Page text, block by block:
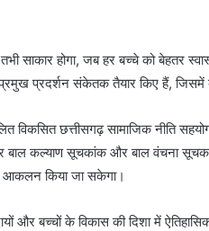
साकार होगा, जब हर बच्चे को बेहतर
प्रदर्शन संकेतक तैयार किए हैं, जिसमें
छत्तीसगढ़ सामाजिक नीति सहयोग
बाल कल्याण सूचकांक और बाल वंचना
आकलन किया जा सकेगा।
और बच्चों के विकास की दिशा में